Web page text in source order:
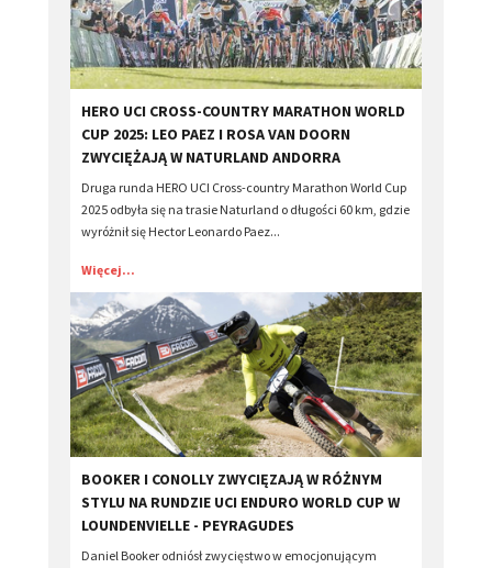
HERO UCI CROSS-COUNTRY MARATHON WORLD
CUP 2025: LEO PAEZ I ROSA VAN DOORN
ZWYCIĘŻAJĄ W NATURLAND ANDORRA
Druga runda HERO UCI Cross-country Marathon World Cup
2025 odbyła się na trasie Naturland o długości 60 km, gdzie
wyróżnił się Hector Leonardo Paez...
Więcej...
​BOOKER I CONOLLY ZWYCIĘZAJĄ W RÓŻNYM
STYLU NA RUNDZIE UCI ENDURO WORLD CUP W
LOUNDENVIELLE - PEYRAGUDES
Daniel Booker odniósł zwycięstwo w emocjonującym